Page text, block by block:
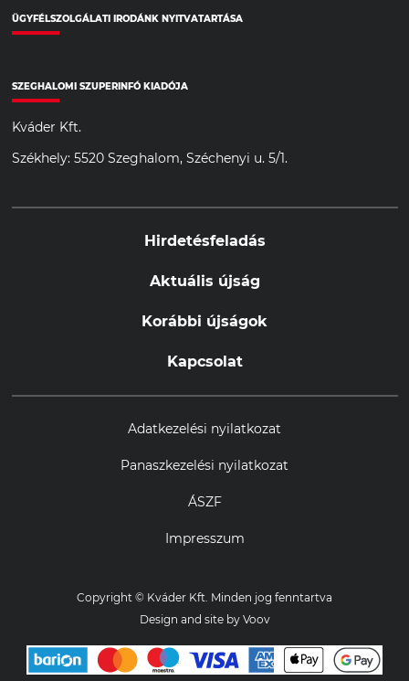
ÜGYFÉLSZOLGÁLATI IRODÁNK NYITVATARTÁSA
SZEGHALOMI SZUPERINFÓ KIADÓJA
Kváder Kft.
Székhely: 5520 Szeghalom, Széchenyi u. 5/1.
Hirdetésfeladás
Aktuális újság
Korábbi újságok
Kapcsolat
Adatkezelési nyilatkozat
Panaszkezelési nyilatkozat
ÁSZF
Impresszum
Copyright © Kváder Kft. Minden jog fenntartva
Design and site by Voov